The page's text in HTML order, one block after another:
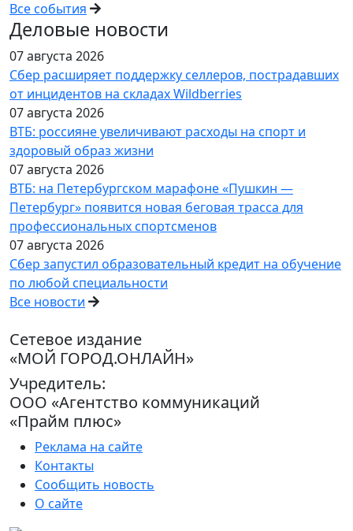
Все события
Деловые новости
07 августа 2026
Сбер расширяет поддержку селлеров, пострадавших
от инцидентов на складах Wildberries
07 августа 2026
ВТБ: россияне увеличивают расходы на спорт и
здоровый образ жизни
07 августа 2026
ВТБ: на Петербургском марафоне «Пушкин —
Петербург» появится новая беговая трасса для
профессиональных спортсменов
07 августа 2026
Сбер запустил образовательный кредит на обучение
по любой специальности
Все новости
Сетевое издание
«МОЙ ГОРОД.ОНЛАЙН»
Учредитель:
ООО «Агентство коммуникаций
«Прайм плюс»
Реклама на сайте
Контакты
Сообщить новость
О сайте